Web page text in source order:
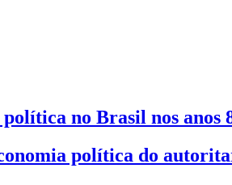
no Brasil nos anos
política do